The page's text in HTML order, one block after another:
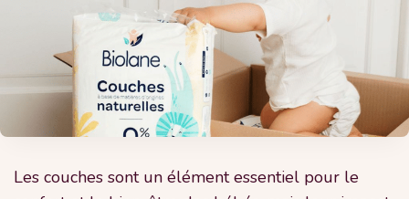
Les couches sont un élément essentiel pour le